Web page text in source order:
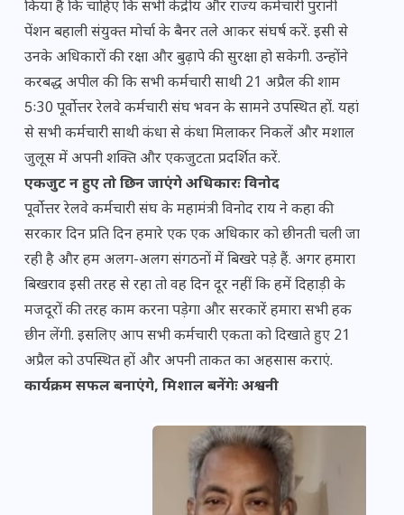
किया है कि चाहिए कि सभी केंद्रीय और राज्य कर्मचारी पुरानी
पेंशन बहाली संयुक्त मोर्चा के बैनर तले आकर संघर्ष करें. इसी से
उनके अधिकारों की रक्षा और बुढ़ापे की सुरक्षा हो सकेगी. उन्होंने
करबद्ध अपील की कि सभी कर्मचारी साथी 21 अप्रैल की शाम
5ः30 पूर्वोत्तर रेलवे कर्मचारी संघ भवन के सामने उपस्थित हों. यहां
से सभी कर्मचारी साथी कंधा से कंधा मिलाकर निकलें और मशाल
जुलूस में अपनी शक्ति और एकजुटता प्रदर्शित करें.
एकजुट न हुए तो छिन जाएंगे अधिकारः विनोद
पूर्वोत्तर रेलवे कर्मचारी संघ के महामंत्री विनोद राय ने कहा की
सरकार दिन प्रति दिन हमारे एक एक अधिकार को छीनती चली जा
रही है और हम अलग-अलग संगठनों में बिखरे पड़े हैं. अगर हमारा
बिखराव इसी तरह से रहा तो वह दिन दूर नहीं कि हमें दिहाड़ी के
मजदूरों की तरह काम करना पड़ेगा और सरकारें हमारा सभी हक
छीन लेंगी. इसलिए आप सभी कर्मचारी एकता को दिखाते हुए 21
अप्रैल को उपस्थित हों और अपनी ताकत का अहसास कराएं.
कार्यक्रम सफल बनाएंगे, मिशाल बनेंगेः अश्वनी